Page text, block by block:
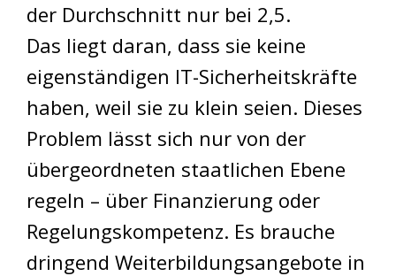
der Durchschnitt nur bei 2,5.
Das liegt daran, dass sie keine
eigenständigen IT-Sicherheitskräfte
haben, weil sie zu klein seien. Dieses
Problem lässt sich nur von der
übergeordneten staatlichen Ebene
regeln – über Finanzierung oder
Regelungskompetenz. Es brauche
dringend Weiterbildungsangebote in